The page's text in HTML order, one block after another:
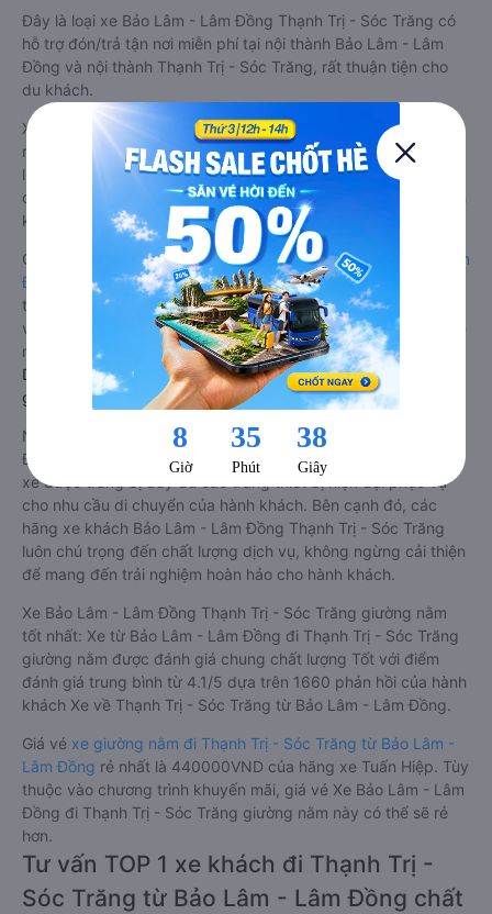
Đây là loại xe Bảo Lâm - Lâm Đồng Thạnh Trị - Sóc Trăng có
hỗ trợ đón/trả tận nơi miễn phí tại nội thành Bảo Lâm - Lâm
Đồng và nội thành Thạnh Trị - Sóc Trăng, rất thuận tiện cho
du khách.
Xe Bảo Lâm - Lâm Đồng Thạnh Trị - Sóc Trăng limousine tốt
nhất: Xe từ Bảo Lâm - Lâm Đồng đi Thạnh Trị - Sóc Trăng
limousine được đánh giá chung có chất lượng Tốt với điểm
đánh giá trung bình từ 4.1/5 dựa trên 1660 phản hồi của hành
khách Xe về Thạnh Trị - Sóc Trăng từ Bảo Lâm - Lâm Đồng.
Giá vé
xe limousine đi Thạnh Trị - Sóc Trăng từ Bảo Lâm - Lâm
Đồng
rẻ nhất là 440000VND của hãng xe Tuấn Hiệp. Tùy
thuộc vào vị trí ngồi của bạn và chương trình khuyến mãi, giá
vé Xe Bảo Lâm - Lâm Đồng đi Thạnh Trị - Sóc Trăng limousine
này có thể sẽ rẻ hơn
Dòng xe đi Thạnh Trị - Sóc Trăng từ Bảo Lâm - Lâm Đồng
giường nằm chất lượng cao: Thoải mái, giá cả tốt nhất
Những nhà xe đi Thạnh Trị - Sóc Trăng từ Bảo Lâm - Lâm
Đồng đều sở hữu những xe giường nằm chất lượng cao. Trên
xe được trang bị đầy đủ các trang thiết bị hiện đại phục vụ
cho nhu cầu di chuyển của hành khách. Bên cạnh đó, các
hãng xe khách Bảo Lâm - Lâm Đồng Thạnh Trị - Sóc Trăng
luôn chú trọng đến chất lượng dịch vụ, không ngừng cải thiện
để mang đến trải nghiệm hoàn hảo cho hành khách.
Xe Bảo Lâm - Lâm Đồng Thạnh Trị - Sóc Trăng giường nằm
tốt nhất: Xe từ Bảo Lâm - Lâm Đồng đi Thạnh Trị - Sóc Trăng
giường nằm được đánh giá chung chất lượng Tốt với điểm
đánh giá trung bình từ 4.1/5 dựa trên 1660 phản hồi của hành
khách Xe về Thạnh Trị - Sóc Trăng từ Bảo Lâm - Lâm Đồng.
Giá vé xe giường nằm đi Thạnh Trị - Sóc Trăng từ Bảo Lâm -
Lâm Đồng rẻ nhất là 440000VND của hãng xe Tuấn Hiệp. Tùy
thuộc vào chương trình khuyến mãi, giá vé Xe Bảo Lâm - Lâm
Đồng đi Thạnh Trị - Sóc Trăng giường nằm này có thể sẽ rẻ
hơn.
Tư vấn TOP 1 xe khách đi Thạnh Trị -
Sóc Trăng từ Bảo Lâm - Lâm Đồng chất